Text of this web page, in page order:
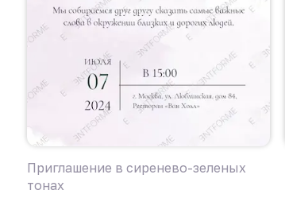
Приглашение в сиренево-зеленых
тонах